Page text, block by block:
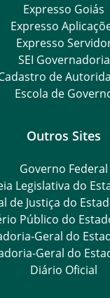
Expresso Goiás
Expresso
Expresso
SEI Governadoria
de
Escola de
Outros Sites
Governo Federal
Legislativa do
de Justiça do
Público do
Geral do
Geral do
Diário Oficial